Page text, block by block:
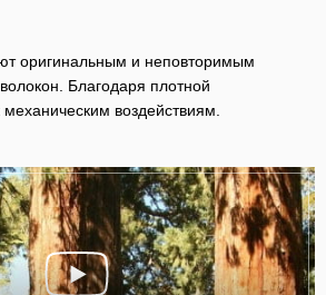
оригинальным и неповторимым
Благодаря плотной
механическим воздействиям.